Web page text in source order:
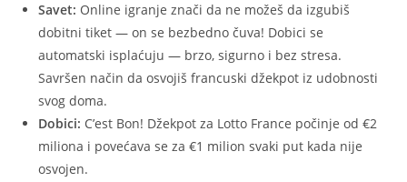
Savet: Online igranje znači da ne možeš da izgubiš
dobitni tiket — on se bezbedno čuva! Dobici se
automatski isplaćuju — brzo, sigurno i bez stresa.
Savršen način da osvojiš francuski džekpot iz udobnosti
svog doma.
Dobici: C’est Bon! Džekpot za Lotto France počinje od €2
miliona i povećava se za €1 milion svaki put kada nije
osvojen.